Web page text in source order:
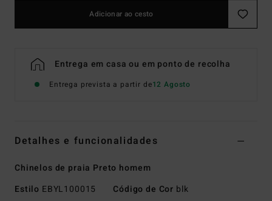
Adicionar ao cesto
Entrega em casa ou em ponto de recolha
Entrega prevista a partir de12 Agosto
Detalhes e funcionalidades
Chinelos de praia Preto homem
Estilo EBYL100015 Código de Cor blk